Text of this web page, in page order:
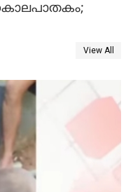
View All